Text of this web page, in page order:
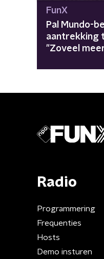
FunX
Pal Mundo-
aantrekking
"Zoveel
Radio
Programmering
Frequenties
Hosts
Demo insturen